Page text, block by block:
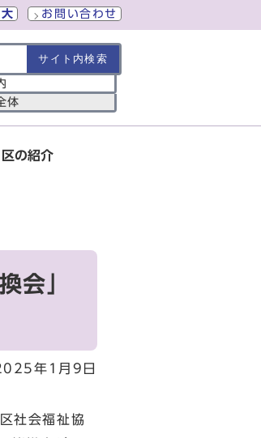
お問い合わせ
体
区の紹介
会」
年1月9日
社会福祉協